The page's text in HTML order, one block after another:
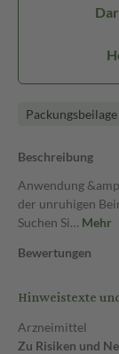
Packungsbeilage
Beschreibung
Anwendung
der unruhigen
Suchen Si… Mehr
Bewertungen
Hinweistexte
Arzneimittel
Zu Risiken und